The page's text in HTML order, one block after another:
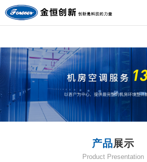
开云·体育
产品展示
Product Presentation